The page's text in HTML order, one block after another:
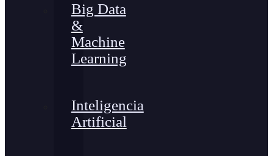
Big Data
&
Machine
Learning
Inteligencia
Artificial